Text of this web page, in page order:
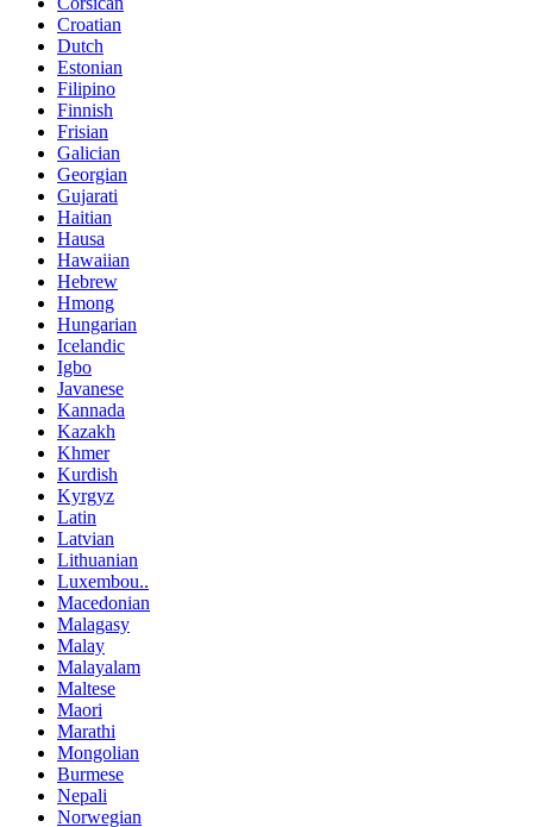
Croatian
Dutch
Estonian
Filipino
Finnish
Frisian
Galician
Georgian
Gujarati
Haitian
Hausa
Hawaiian
Hebrew
Hmong
Hungarian
Icelandic
Igbo
Javanese
Kannada
Kazakh
Khmer
Kurdish
Kyrgyz
Latin
Latvian
Lithuanian
Luxembou..
Macedonian
Malagasy
Malay
Malayalam
Maltese
Maori
Marathi
Mongolian
Burmese
Nepali
Norwegian